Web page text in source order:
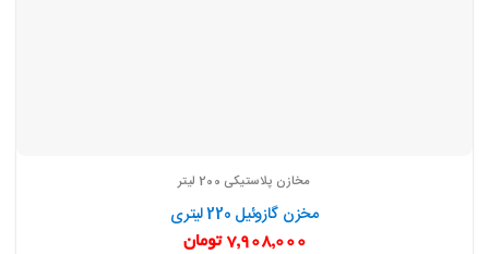
مخازن پلاستیکی 200 لیتر
مخزن گازوئیل 220 لیتری
7,908,000 تومان